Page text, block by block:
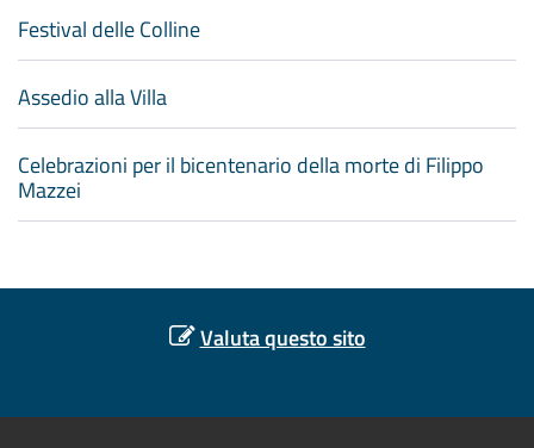
Festival delle Colline
Assedio alla Villa
Celebrazioni per il bicentenario della morte di Filippo
Mazzei
Valuta questo sito